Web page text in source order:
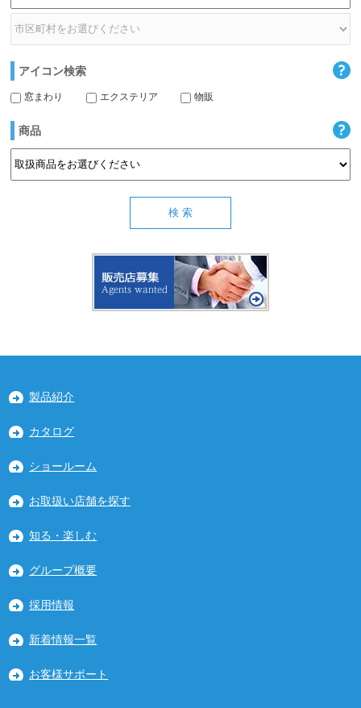
アイコン検索
窓まわり エクステリア 物販
商品
製品紹介
カタログ
ショールーム
お取扱い店舗を探す
知る・楽しむ
グループ概要
採用情報
新着情報一覧
お客様サポート